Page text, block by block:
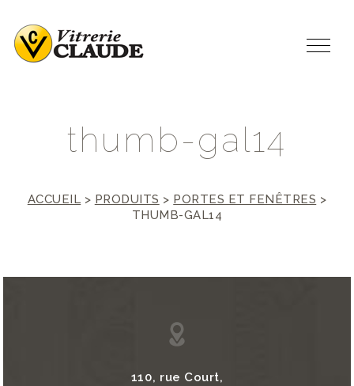
thumb-gal14
ACCUEIL > PRODUITS > PORTES ET FENÊTRES >
THUMB-GAL14
110, rue Court,